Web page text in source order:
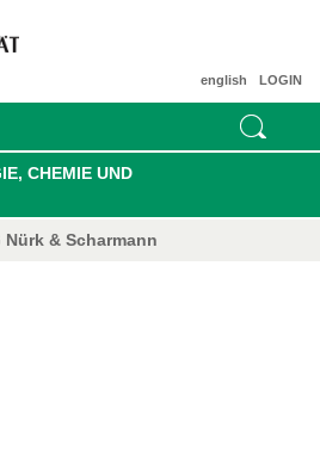
LOGIN
english
CHEMIE UND
& Scharmann